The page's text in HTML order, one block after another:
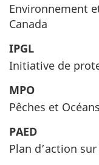
Environnement
Canada
IPGL
Initiative de
MPO
Pêches et
PAED
Plan d’action